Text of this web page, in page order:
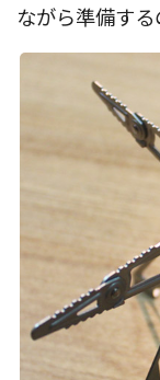
ながら準備する